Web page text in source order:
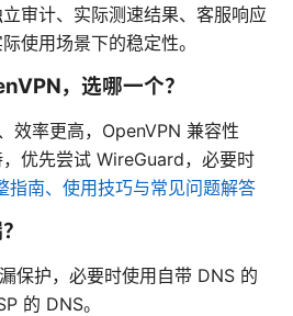
审计、实际测速结果、客服响应
使用场景下的稳定性。
，选哪一个？
效率更高，OpenVPN 兼容性
优先尝试 WireGuard，必要时
指南、使用技巧与常见问题解答
保护，必要时使用自带 DNS 的
的 DNS。